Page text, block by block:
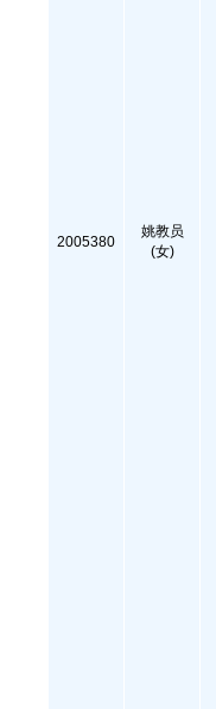
2005380
姚教员
(女)